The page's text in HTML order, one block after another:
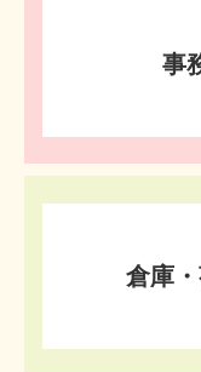
事
倉庫・